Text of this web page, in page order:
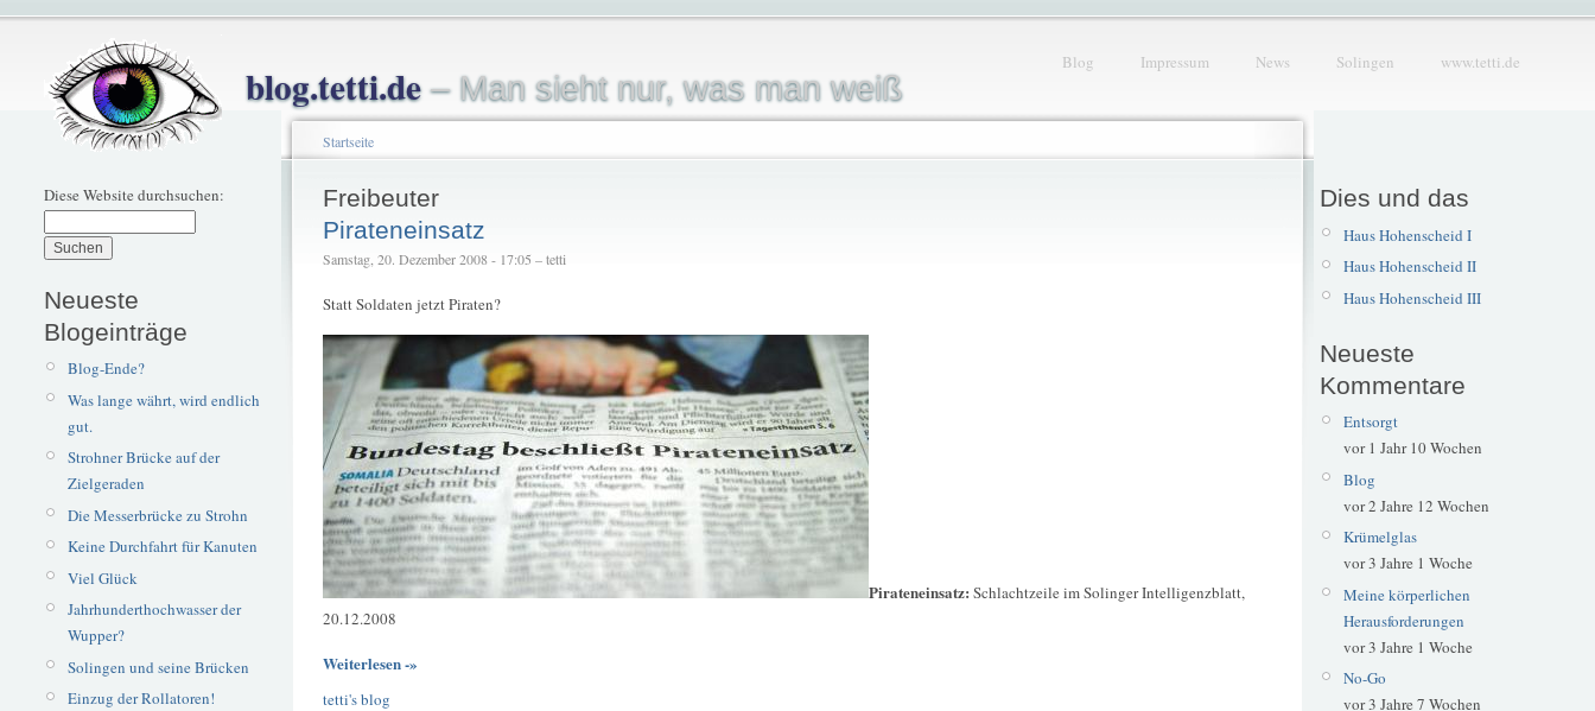
blog.tetti.de– Man sieht nur, was man weiß
Blog Impressum News Solingen www.tetti.de
Diese Website durchsuchen:
Neueste
Blogeinträge
Blog-Ende?
Was lange währt, wird endlich
gut.
Strohner Brücke auf der
Zielgeraden
Die Messerbrücke zu Strohn
Keine Durchfahrt für Kanuten
Viel Glück
Jahrhunderthochwasser der
Wupper?
Solingen und seine Brücken
Einzug der Rollatoren!
Startseite
Freibeuter
Pirateneinsatz
Samstag, 20. Dezember 2008 - 17:05 – tetti
Statt Soldaten jetzt Piraten?
Pirateneinsatz: Schlachtzeile im Solinger Intelligenzblatt,
20.12.2008
Weiterlesen -»
tetti's blog
Dies und das
Haus Hohenscheid I
Haus Hohenscheid II
Haus Hohenscheid III
Neueste
Kommentare
Entsorgt
vor 1 Jahr 10 Wochen
Blog
vor 2 Jahre 12 Wochen
Krümelglas
vor 3 Jahre 1 Woche
Meine körperlichen
Herausforderungen
vor 3 Jahre 1 Woche
No-Go
vor 3 Jahre 7 Wochen